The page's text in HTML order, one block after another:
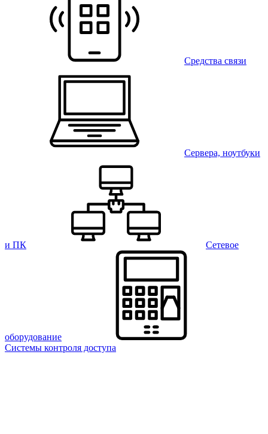
Средства связи
Сервера, ноутбуки
и ПК Сетевое
оборудование
Системы контроля доступа